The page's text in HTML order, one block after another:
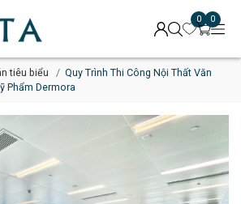
0 0
tiêu biểu
Quy Trình Thi Công Nội Thất Văn
Phẩm Dermora